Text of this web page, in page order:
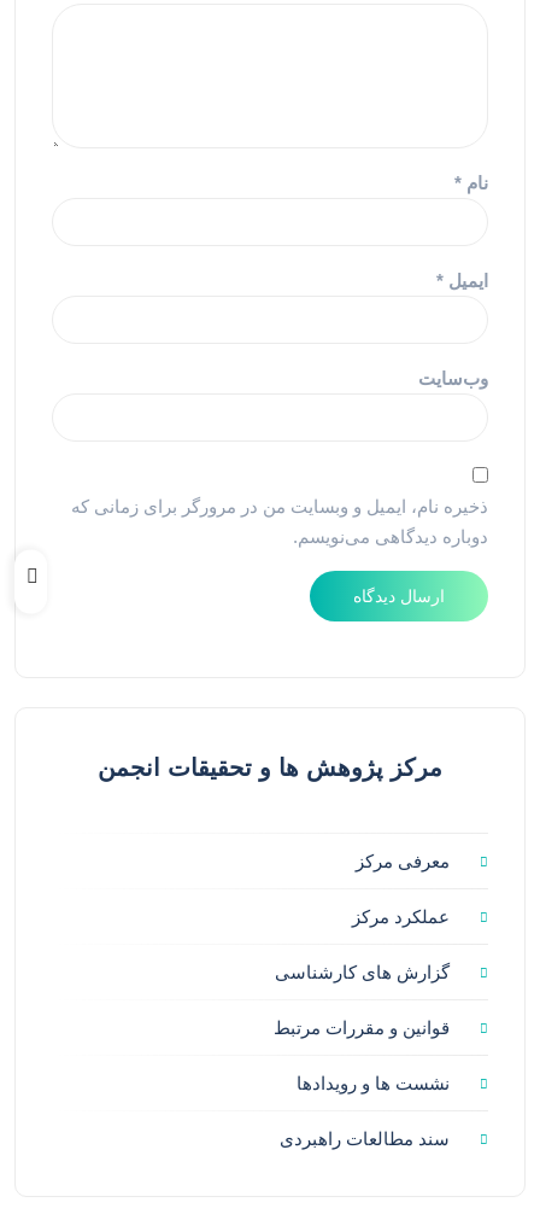
نام *
ایمیل *
وب‌سایت
ذخیره نام، ایمیل و وبسایت من در مرورگر برای زمانی که
دوباره دیدگاهی می‌نویسم.
مرکز پژوهش ها و تحقیقات انجمن
معرفی مرکز
عملکرد مرکز
گزارش های کارشناسی
قوانین و مقررات مرتبط
نشست ها و رویدادها
سند مطالعات راهبردی